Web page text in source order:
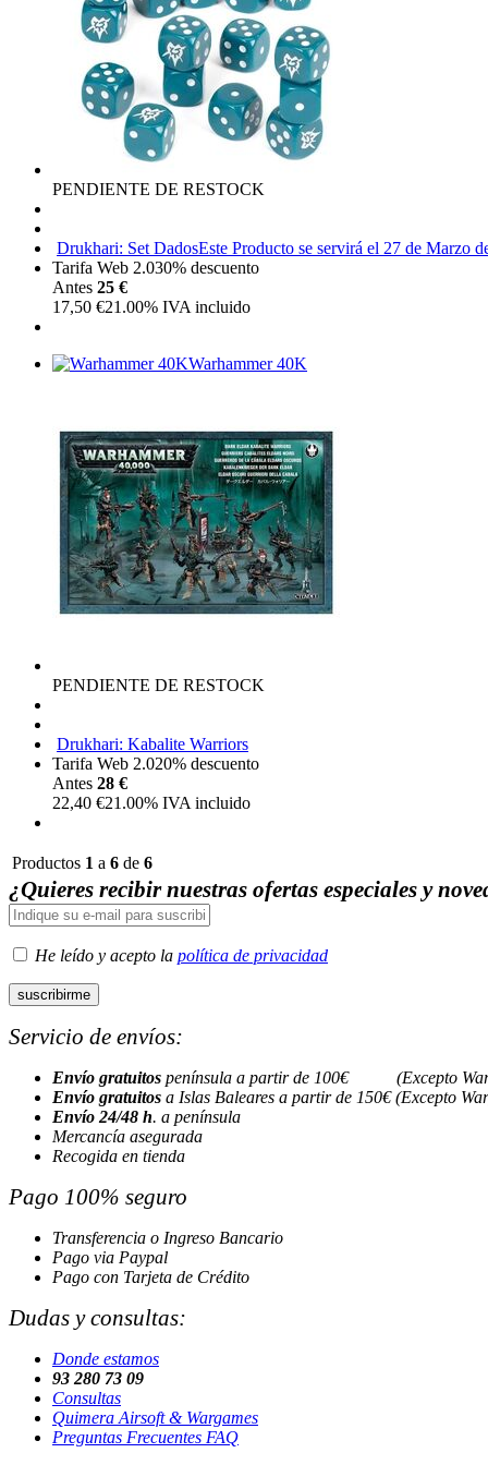
PENDIENTE DE RESTOCK
Drukhari: Set DadosEste Producto se servirá el 27 de Marzo
Tarifa Web 2.030% descuento
Antes 25 €
17,50 €21.00% IVA incluido
Warhammer 40K
PENDIENTE DE RESTOCK
Drukhari: Kabalite Warriors
Tarifa Web 2.020% descuento
Antes 28 €
22,40 €21.00% IVA incluido
Productos 1 a 6 de 6
¿Quieres recibir nuestras ofertas especiales y
He leído y acepto la política de privacidad
Servicio de envíos:
Envío gratuitos península a partir de 100€ (Excepto
Envío gratuitos a Islas Baleares a partir de 150€ (Excepto
Envío 24/48 h. a península
Mercancía asegurada
Recogida en tienda
Pago 100% seguro
Transferencia o Ingreso Bancario
Pago via Paypal
Pago con Tarjeta de Crédito
Dudas y consultas:
Donde estamos
93 280 73 09
Consultas
Quimera Airsoft & Wargames
Preguntas Frecuentes FAQ